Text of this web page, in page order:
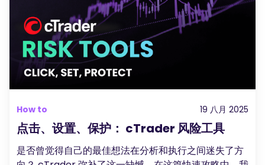
How to 19 八月 2025
点击、设置、保护： cTrader 风险工具
是否曾觉得自己的最佳想法在分析和执行之间迷失了方